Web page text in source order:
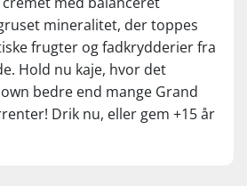
mineralitet, der toppes
frugter og fadkrydderier fra
Hold nu kaje, hvor det
bedre end mange Grand
Drik nu, eller gem +15 år